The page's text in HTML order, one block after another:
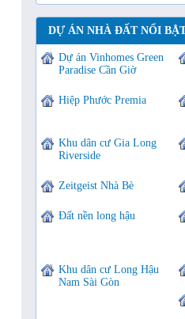
DỰ ÁN NHÀ ĐẤT NỔI
Dự án Vinhomes Green
Paradise Cần Giờ
Hiệp Phước Premia
Khu dân cư Gia Long
Riverside
Zeitgeist Nhà Bè
Đất nền long hậu
Khu dân cư Long Hậu
Nam Sài Gòn